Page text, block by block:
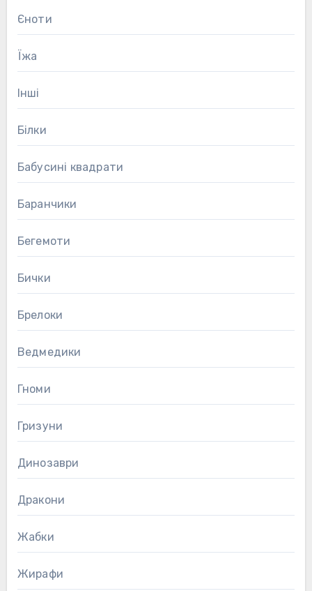
Єноти
Їжа
Інші
Білки
Бабусині квадрати
Баранчики
Бегемоти
Бички
Брелоки
Ведмедики
Гноми
Гризуни
Динозаври
Дракони
Жабки
Жирафи